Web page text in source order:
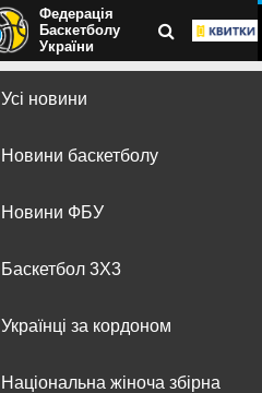
Федерація
Баскетболу
України
Усі новини
Новини баскетболу
Новини ФБУ
Баскетбол 3Х3
Українці за кордоном
Національна жіноча збірна